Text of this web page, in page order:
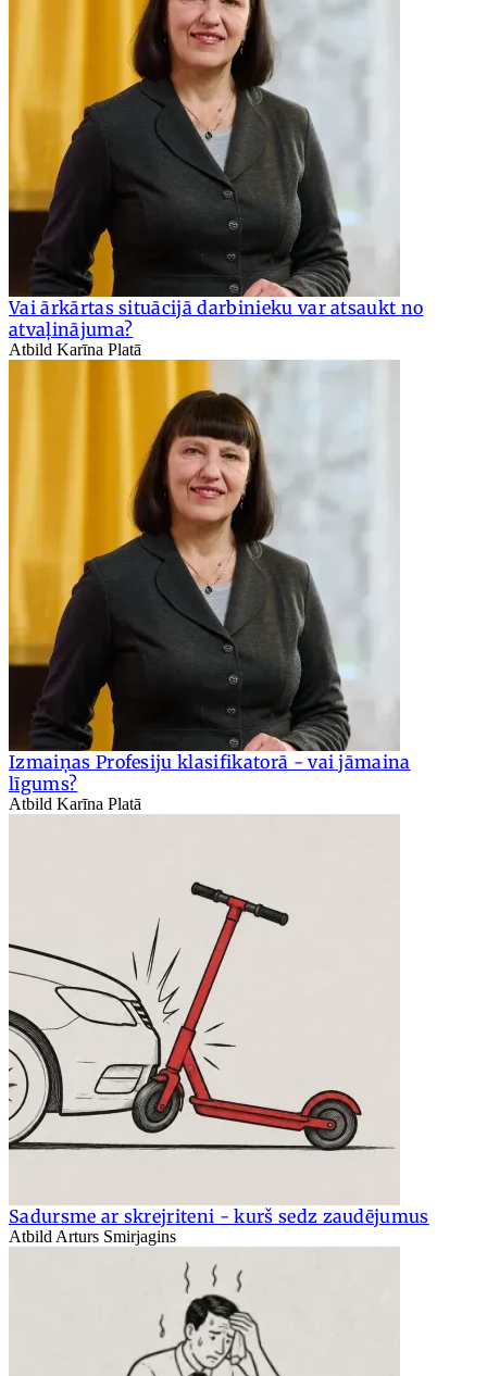
Vai ārkārtas situācijā darbinieku var atsaukt no
atvaļinājuma?
Atbild Karīna Platā
Izmaiņas Profesiju klasifikatorā - vai jāmaina
līgums?
Atbild Karīna Platā
Sadursme ar skrejriteni - kurš sedz zaudējumus
Atbild Arturs Smirjagins